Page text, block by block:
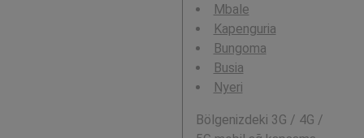
Mbale
Kapenguria
Bungoma
Busia
Nyeri
Bölgenizdeki 3G / 4G /